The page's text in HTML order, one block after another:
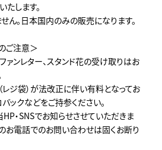
たします。
。日本国内のみの販売になります。
ご注意＞
ァンレター、スタンド花の受け取りはお
レジ袋）が法改正に伴い有料となってお
ックなどをご持参ください。
・SNSでお知らせさせていただきま
お電話でのお問い合わせは固くお断り